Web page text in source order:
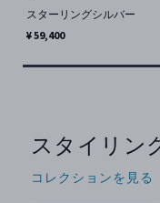
スターリングシルバー
¥ 59,400
スタイリン
コレクションを見る